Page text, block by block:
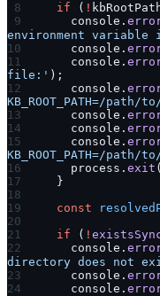
  if
( !
    console.
environment variable
    console.
    console.
file:' );
    console.
KB_ROOT_PATH=/
    console.
    console.
    console.
KB_ROOT_PATH=/
    process.
exit (
  }
  const
  if
( !
    console.
directory does not
    console.
    console.